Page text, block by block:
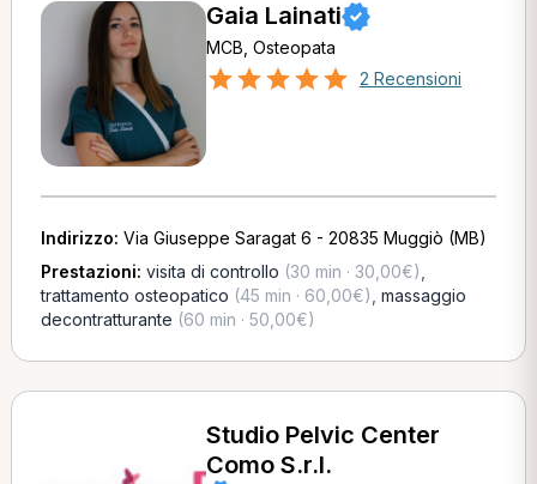
Gaia Lainati
MCB, Osteopata
2 Recensioni
Indirizzo: Via Giuseppe Saragat 6 - 20835 Muggiò (MB)
Prestazioni: visita di controllo (30 min · 30,00€)
trattamento osteopatico (45 min · 60,00€) massaggio
decontratturante (60 min · 50,00€)
Studio Pelvic Center
Como S.r.l.